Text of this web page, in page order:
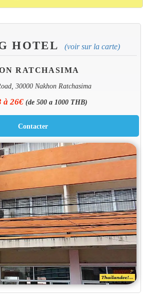
HOTEL (voir sur la carte)
RATCHASIMA
30000 Nakhon Ratchasima
à 26€(de 500 a 1000 THB)